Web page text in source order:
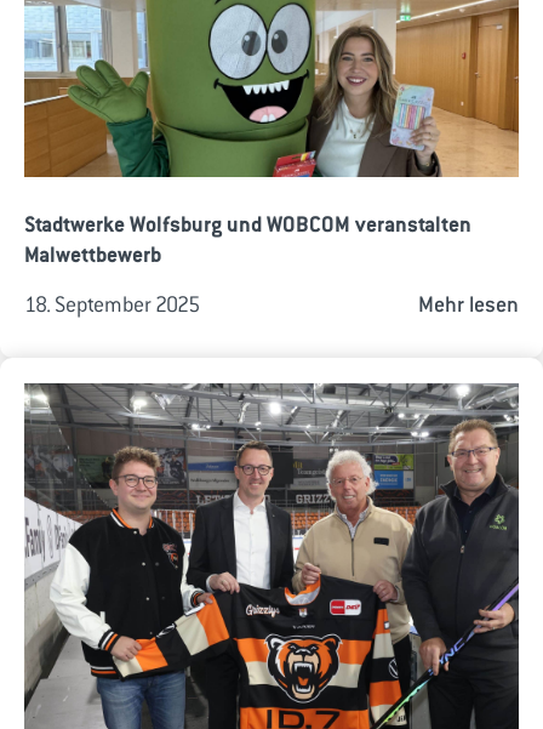
Stadtwerke Wolfsburg und WOBCOM veranstalten
Malwettbewerb
18. September 2025 Mehr lesen